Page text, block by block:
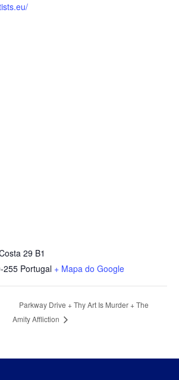
29 B1
255 Portugal + Mapa do Google
Parkway Drive + Thy Art Is Murder + The
Amity Affliction